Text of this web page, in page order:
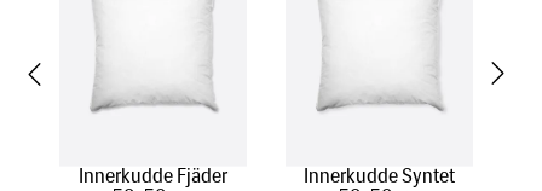
Innerkudde Fjäder
Innerkudde Syntet